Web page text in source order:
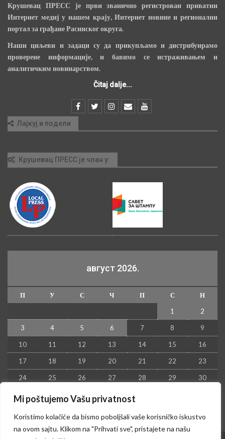
Mi poštujemo Vašu privatnost
Koristimo kolačiće da bismo poboljšali vaše korisničko iskustvo
na ovom sajtu. Klikom na "Prihvati sve", pristajete na našu
Крушевац ПРЕСС је први званично регистрован приватни
Интернет медиј у нашем крају, Интернет новине и регионални
портал за грађане Расинског округа.
Наши циљеви и задаци су да прикупљамо и дистрибуирамо
проверене информације, и бавимо се истраживањем и
аналитичким новинарством.
Čitaj dalje...
Лајкуј и подели
Крушевац ПРЕСС је члан у:
август 2026.
П У С Ч П С
Н
1
2
3 4 5 6 7 8 9
10 11 12 13 14 15 16
17 18 19 20 21 22 23
24 25 26 27 28 29 30
31